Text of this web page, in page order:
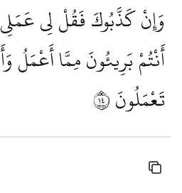
وَإِنْ كَذَّبُوكَ فَقُلْ لِي
أَنْتُمْ بَرِيئُونَ مِمَّا أَعْمَلُ
تَعْمَلُونَ٤١